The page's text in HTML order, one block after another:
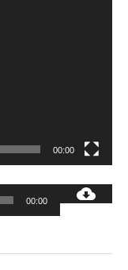
00:00
00:00